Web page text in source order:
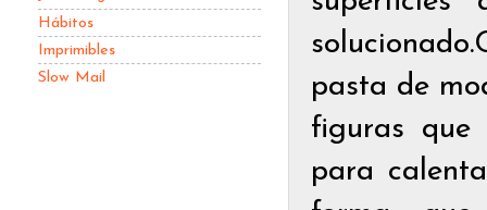
pasta de
figuras que
para
Hábitos
Imprimibles
Slow Mail